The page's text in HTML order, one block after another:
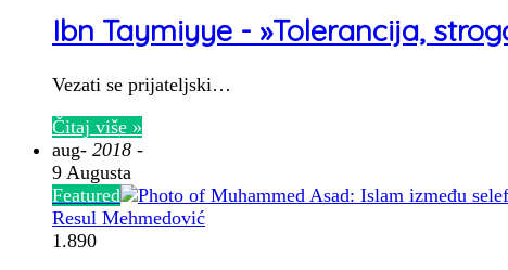
Ibn Taymiyye - »Tolerancija,
Vezati se prijateljski…
Čitaj više »
aug- 2018 -
9 Augusta
Featured
Resul Mehmedović
1.890